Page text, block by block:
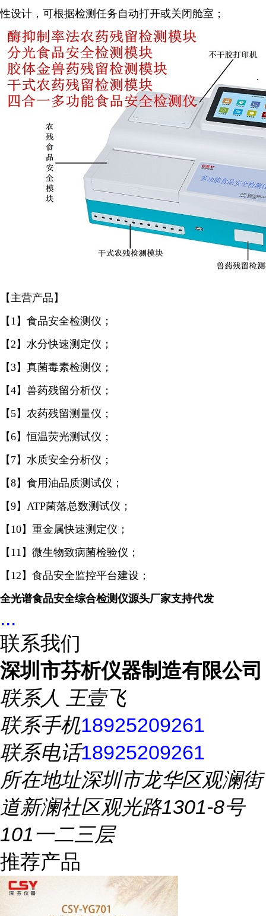
性设计，可根据检测任务自动打开或关闭舱室；
【主营产品】
【1】食品安全检测仪；
【2】水分快速测定仪；
【3】真菌毒素检测仪；
【4】兽药残留分析仪；
【5】农药残留测量仪；
【6】恒温荧光测试仪；
【7】水质安全分析仪；
【8】食用油品质测试仪；
【9】ATP菌落总数测试仪；
【10】重金属快速测定仪；
【11】微生物致病菌检验仪；
【12】食品安全监控平台建设 ；
全光谱食品安全综合检测仪源头厂家支持代发
...
联系我们
深圳市芬析仪器制造有限公司
联系人 王壹飞
联系手机18925209261
联系电话18925209261
所在地址深圳市龙华区观澜街
道新澜社区观光路1301-8号
101一二三层
推荐产品